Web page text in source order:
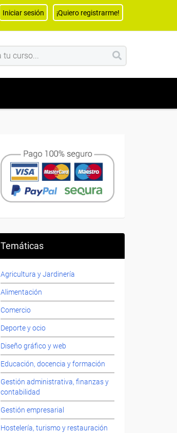
Iniciar sesión ¡Quiero registrarme!
Temáticas
Agricultura y Jardinería
Alimentación
Comercio
Deporte y ocio
Diseño gráfico y web
Educación, docencia y formación
Gestión administrativa, finanzas y
contabilidad
Gestión empresarial
Hostelería, turismo y restauración